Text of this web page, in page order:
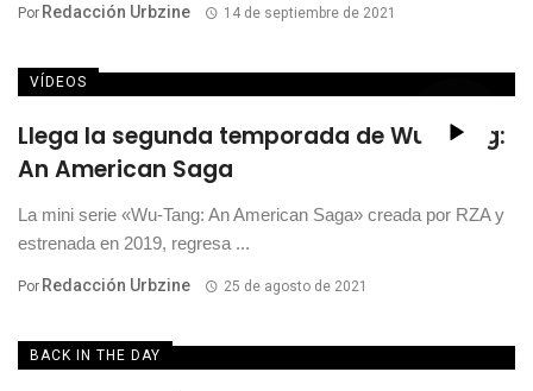
Por Redacción Urbzine 14 de septiembre de 2021
VÍDEOS
Llega la segunda temporada de Wu-Tang:
An American Saga
La mini serie «Wu-Tang: An American Saga» creada por RZA y
estrenada en 2019, regresa ...
Por Redacción Urbzine 25 de agosto de 2021
BACK IN THE DAY